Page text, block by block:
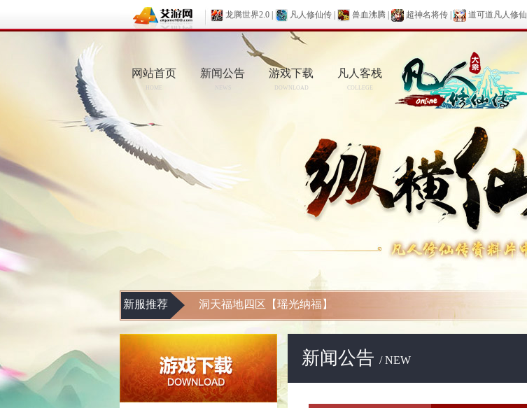
龙腾世界2.0 凡人修仙传 兽血沸腾 超神名将传 道可道凡人修仙
网站首页
HOME
新闻公告
NEWS
游戏下载
DOWNLOAD
凡人客栈
COLLEGE
新服推荐 洞天福地四区【瑶光纳福】
新闻公告 / NEW